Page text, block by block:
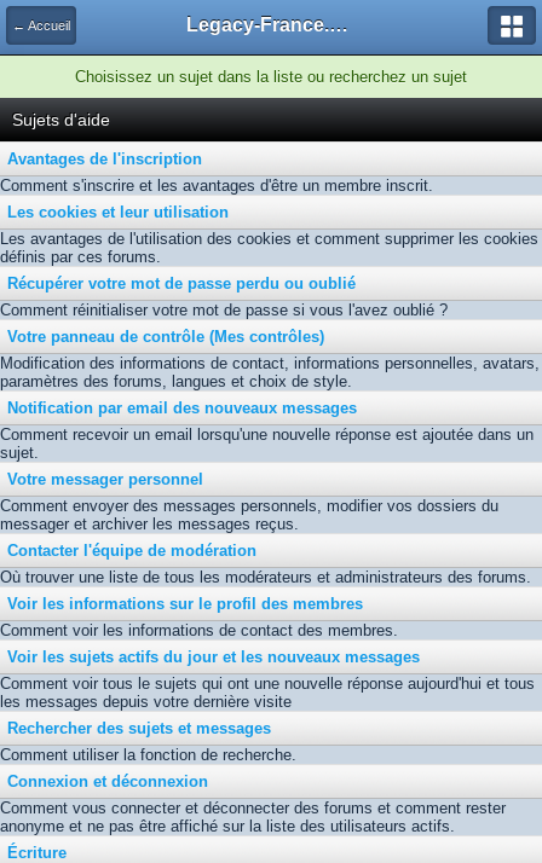
← Accueil Legacy-France.org - Forum
Choisissez un sujet dans la liste ou recherchez un sujet
Sujets d'aide
Avantages de l'inscription
Comment s'inscrire et les avantages d'être un membre inscrit.
Les cookies et leur utilisation
Les avantages de l'utilisation des cookies et comment supprimer les cookies
définis par ces forums.
Récupérer votre mot de passe perdu ou oublié
Comment réinitialiser votre mot de passe si vous l'avez oublié ?
Votre panneau de contrôle (Mes contrôles)
Modification des informations de contact, informations personnelles, avatars,
paramètres des forums, langues et choix de style.
Notification par email des nouveaux messages
Comment recevoir un email lorsqu'une nouvelle réponse est ajoutée dans un
sujet.
Votre messager personnel
Comment envoyer des messages personnels, modifier vos dossiers du
messager et archiver les messages reçus.
Contacter l'équipe de modération
Où trouver une liste de tous les modérateurs et administrateurs des forums.
Voir les informations sur le profil des membres
Comment voir les informations de contact des membres.
Voir les sujets actifs du jour et les nouveaux messages
Comment voir tous le sujets qui ont une nouvelle réponse aujourd'hui et tous
les messages depuis votre dernière visite
Rechercher des sujets et messages
Comment utiliser la fonction de recherche.
Connexion et déconnexion
Comment vous connecter et déconnecter des forums et comment rester
anonyme et ne pas être affiché sur la liste des utilisateurs actifs.
Écriture